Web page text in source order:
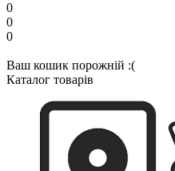
0
0
0
Ваш кошик порожній :(
Каталог товарів